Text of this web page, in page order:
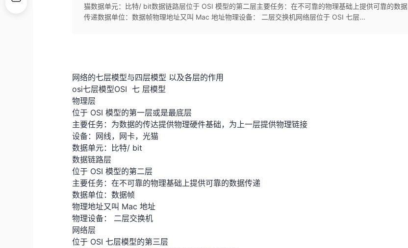
猫数据单元：比特/ bit数据链路层位于 OSI 模型的第二层主要任务：在不可靠的物理基础上提供可靠的数据
传递数据单位：数据帧物理地址又叫 Mac 地址物理设备： 二层交换机网络层位于 OSI 七层...
网络的七层模型与四层模型 以及各层的作用
osi七层模型OSI 七 层模型
物理层
位于 OSI 模型的第一层或是最底层
主要任务：为数据的传达提供物理硬件基础，为上一层提供物理链接
设备：网线，网卡，光猫
数据单元：比特/ bit
数据链路层
位于 OSI 模型的第二层
主要任务：在不可靠的物理基础上提供可靠的数据传递
数据单位：数据帧
物理地址又叫 Mac 地址
物理设备： 二层交换机
网络层
位于 OSI 七层模型的第三层